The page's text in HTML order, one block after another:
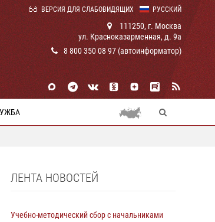
РУССКИЙ
ВЕРСИЯ ДЛЯ СЛАБОВИДЯЩИХ
111250, г. Москва
ул. Красноказарменная, д. 9а
8 800 350 08 97 (автоинформатор)
ЛЕНТА НОВОСТЕЙ
Учебно-методический сбор с начальниками